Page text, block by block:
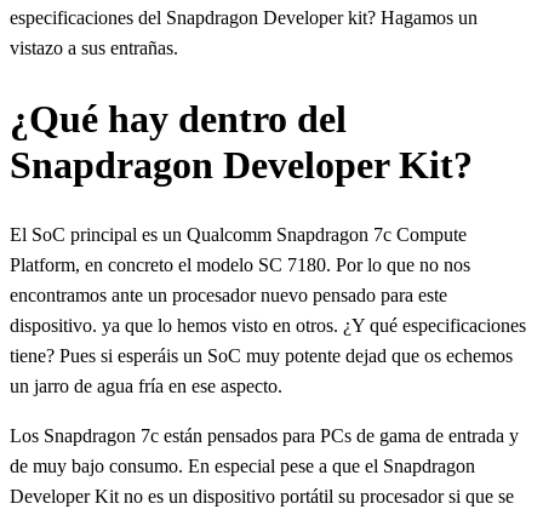
especificaciones del Snapdragon Developer kit? Hagamos un
vistazo a sus entrañas.
¿Qué hay dentro del
Snapdragon Developer Kit?
El SoC principal es un Qualcomm Snapdragon 7c Compute
Platform, en concreto el modelo SC 7180. Por lo que no nos
encontramos ante un procesador nuevo pensado para este
dispositivo. ya que lo hemos visto en otros. ¿Y qué especificaciones
tiene? Pues si esperáis un SoC muy potente dejad que os echemos
un jarro de agua fría en ese aspecto.
Los Snapdragon 7c están pensados para PCs de gama de entrada y
de muy bajo consumo. En especial pese a que el Snapdragon
Developer Kit no es un dispositivo portátil su procesador si que se